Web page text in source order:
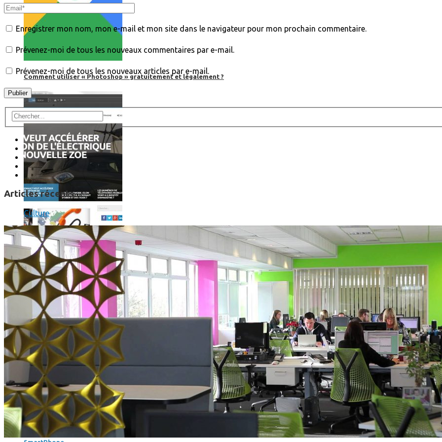
Comment utiliser « Photoshop » gratuitement et légalement ?
Où en sont les forfaits mobiles pour les pros ?
SmartPhone
Enregistrer mon nom, mon e-mail et mon site dans le navigateur pour mon prochain commentaire.
Prévenez-moi de tous les nouveaux commentaires par e-mail.
Prévenez-moi de tous les nouveaux articles par e-mail.
Articles récents
Culture